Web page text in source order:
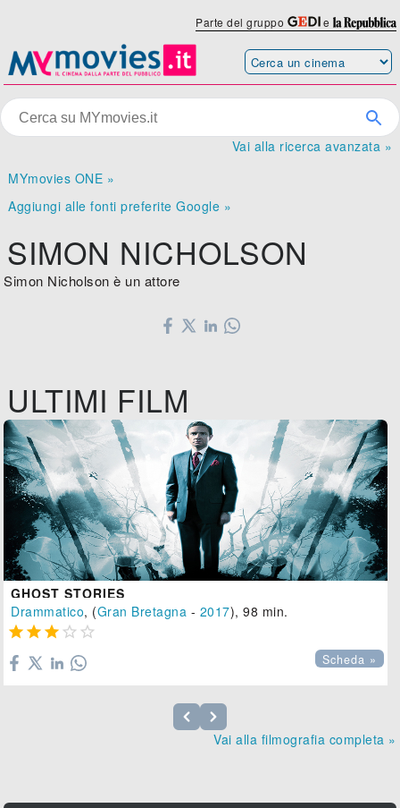
Parte del gruppo e
Vai alla ricerca avanzata »
MYmovies ONE »
Aggiungi alle fonti preferite Google »
SIMON NICHOLSON
Simon Nicholson è un attore
ULTIMI FILM
GHOST STORIES
Drammatico, (Gran Bretagna - 2017), 98 min.
    
Scheda »
Vai alla filmografia completa »